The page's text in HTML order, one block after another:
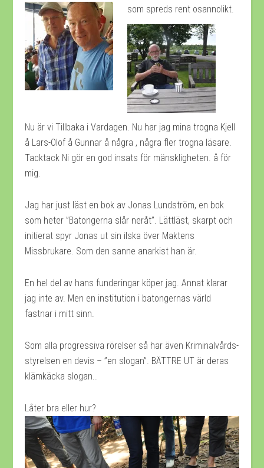
som spreds rent osannolikt.
Nu är vi Tillbaka i Vardagen. Nu har jag mina trogna Kjell
å Lars-Olof å Gunnar å några , några fler trogna läsare.
Tacktack Ni gör en god insats för mänskligheten. å för
mig.
Jag har just läst en bok av Jonas Lundström, en bok
som heter ”Batongerna slår neråt”. Lättläst, skarpt och
initierat spyr Jonas ut sin ilska över Maktens
Missbrukare. Som den sanne anarkist han är.
En hel del av hans funderingar köper jag. Annat klarar
jag inte av. Men en institution i batongernas värld
fastnar i mitt sinn.
Som alla progressiva rörelser så har även Kriminalvårds-
styrelsen en devis – ”en slogan”. BÄTTRE UT är deras
klämkäcka slogan..
Låter bra eller hur?